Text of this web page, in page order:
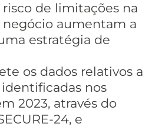
de limitações na
aumentam a
estratégia de
os dados relativos a
nos
2023, através do
24, e